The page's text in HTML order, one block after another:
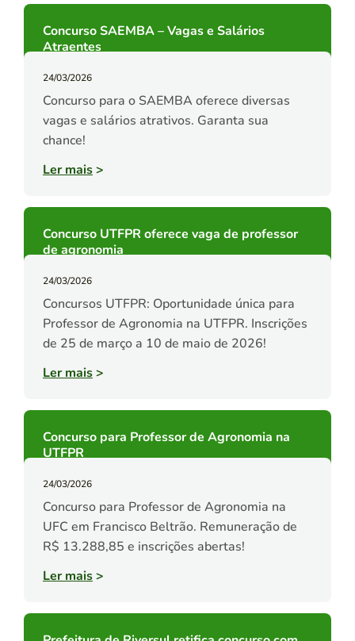
Concurso SAEMBA – Vagas e Salários
Atraentes
24/03/2026
Concurso para o SAEMBA oferece diversas
vagas e salários atrativos. Garanta sua
chance!
Ler mais>
Concurso UTFPR oferece vaga de professor
de agronomia
24/03/2026
Concursos UTFPR: Oportunidade única para
Professor de Agronomia na UTFPR. Inscrições
de 25 de março a 10 de maio de 2026!
Ler mais>
Concurso para Professor de Agronomia na
UTFPR
24/03/2026
Concurso para Professor de Agronomia na
UFC em Francisco Beltrão. Remuneração de
R$ 13.288,85 e inscrições abertas!
Ler mais>